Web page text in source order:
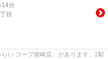
14分
目
い コープ柴崎店」があります。2駅